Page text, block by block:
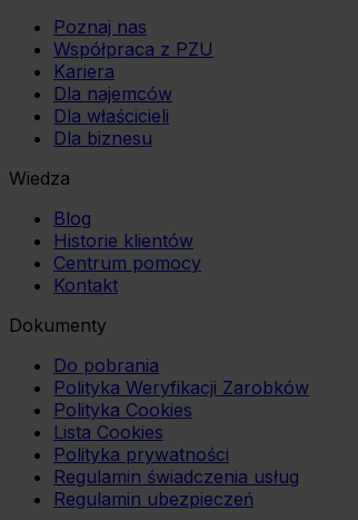
Poznaj nas
Współpraca z PZU
Kariera
Dla najemców
Dla właścicieli
Dla biznesu
Wiedza
Blog
Historie klientów
Centrum pomocy
Kontakt
Dokumenty
Do pobrania
Polityka Weryfikacji Zarobków
Polityka Cookies
Lista Cookies
Polityka prywatności
Regulamin świadczenia usług
Regulamin ubezpieczeń